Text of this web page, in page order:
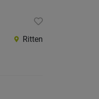
Ritten